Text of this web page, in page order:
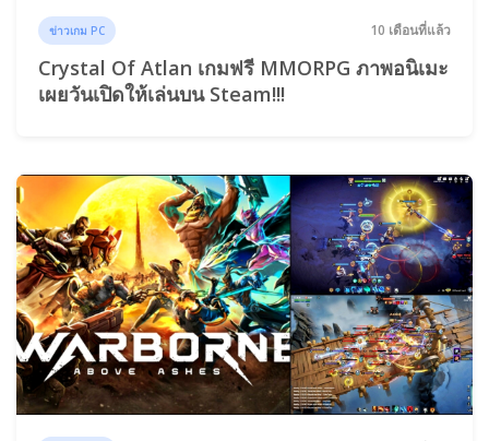
ข่าวเกม PC 10 เดือนที่แล้ว
Crystal Of Atlan เกมฟรี MMORPG ภาพอนิเมะ
เผยวันเปิดให้เล่นบน Steam!!!